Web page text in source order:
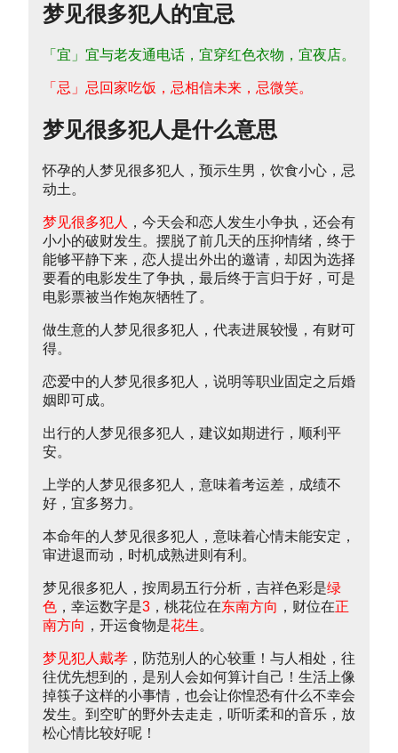
梦见很多犯人的宜忌
「宜」宜与老友通电话，宜穿红色衣物，宜夜店。
「忌」忌回家吃饭，忌相信未来，忌微笑。
梦见很多犯人是什么意思
怀孕的人梦见很多犯人，预示生男，饮食小心，忌
动土。
梦见很多犯人
，今天会和恋人发生小争执，还会有
小小的破财发生。摆脱了前几天的压抑情绪，终于
能够平静下来，恋人提出外出的邀请，却因为选择
要看的电影发生了争执，最后终于言归于好，可是
电影票被当作炮灰牺牲了。
做生意的人梦见很多犯人，代表进展较慢，有财可
得。
恋爱中的人梦见很多犯人，说明等职业固定之后婚
姻即可成。
出行的人梦见很多犯人，建议如期进行，顺利平
安。
上学的人梦见很多犯人，意味着考运差，成绩不
好，宜多努力。
本命年的人梦见很多犯人，意味着心情未能安定，
审进退而动，时机成熟进则有利。
梦见很多犯人，按周易五行分析，吉祥色彩是绿
色 ，幸运数字是3 ，桃花位在东南方向 ，财位在正
南方向 ，开运食物是花生。
梦见犯人戴孝 ，防范别人的心较重！与人相处，往
往优先想到的，是别人会如何算计自己！生活上像
掉筷子这样的小事情，也会让你惶恐有什么不幸会
发生。到空旷的野外去走走，听听柔和的音乐，放
松心情比较好呢！